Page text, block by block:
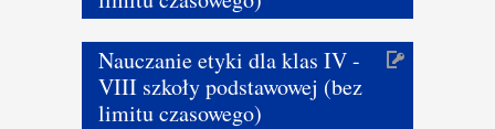
Nauczanie etyki dla klas IV -
VIII szkoły podstawowej (bez
limitu czasowego)